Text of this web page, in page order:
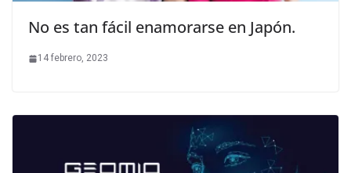
No es tan fácil enamorarse en Japón.
14 febrero, 2023